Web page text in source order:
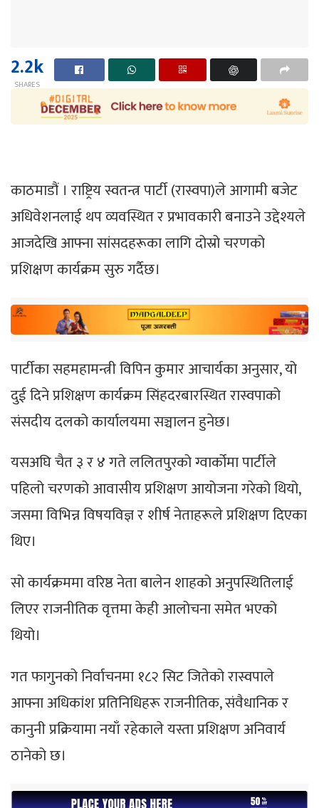
2.2k
SHARES
काठमाडौं । राष्ट्रिय स्वतन्त्र पार्टी (रास्वपा)ले आगामी बजेट
अधिवेशनलाई थप व्यवस्थित र प्रभावकारी बनाउने उद्देश्यले
आजदेखि आफ्ना सांसदहरूका लागि दोस्रो चरणको
प्रशिक्षण कार्यक्रम सुरु गर्दैछ।
पार्टीका सहमहामन्त्री विपिन कुमार आचार्यका अनुसार, यो
दुई दिने प्रशिक्षण कार्यक्रम सिंहदरबारस्थित रास्वपाको
संसदीय दलको कार्यालयमा सञ्चालन हुनेछ।
यसअघि चैत ३ र ४ गते ललितपुरको ग्वार्कोमा पार्टीले
पहिलो चरणको आवासीय प्रशिक्षण आयोजना गरेको थियो,
जसमा विभिन्न विषयविज्ञ र शीर्ष नेताहरूले प्रशिक्षण दिएका
थिए।
सो कार्यक्रममा वरिष्ठ नेता बालेन शाहको अनुपस्थितिलाई
लिएर राजनीतिक वृत्तमा केही आलोचना समेत भएको
थियो।
गत फागुनको निर्वाचनमा १८२ सिट जितेको रास्वपाले
आफ्ना अधिकांश प्रतिनिधिहरू राजनीतिक, संवैधानिक र
कानुनी प्रक्रियामा नयाँ रहेकाले यस्ता प्रशिक्षण अनिवार्य
ठानेको छ।